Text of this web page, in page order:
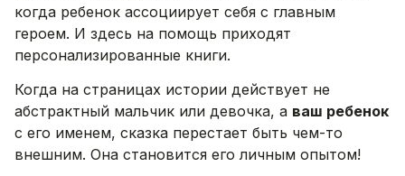
когда ребенок ассоциирует себя с главным
героем. И здесь на помощь приходят
персонализированные книги.
Когда на страницах истории действует не
абстрактный мальчик или девочка, а ваш ребенок
с его именем, сказка перестает быть чем-то
внешним. Она становится его личным опытом!